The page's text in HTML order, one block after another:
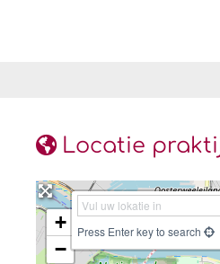
Locatie
+
−
Press Enter key to search